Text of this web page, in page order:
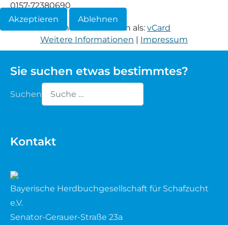
0157-72380690
Informationen herunterladen als: vCard
Sie suchen etwas bestimmtes?
Suchen
Kontakt
Bayerische Herdbuchgesellschaft für Schafzucht
e.V.
Senator-Gerauer-Straße 23a
Akzeptieren Ablehnen
Weitere Informationen | Impressum
Waldschaf
Weiße gehörnte Heidschnucke
Weiße hornlose Heidschnucke
Zackelschaf